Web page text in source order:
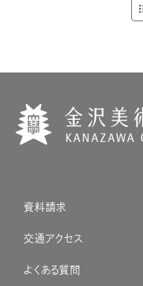
資料請求
交通アクセス
よくある質問